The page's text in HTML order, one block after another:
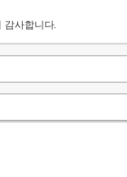
감사합니다.